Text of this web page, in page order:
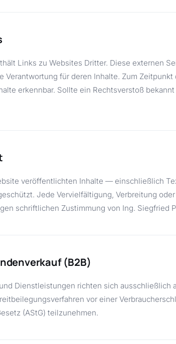
Links zu Websites Dritter. Diese externen
Verantwortung für deren Inhalte. Zum
erkennbar. Sollte ein Rechtsverstoß
veröffentlichten Inhalte — einschließlich
Jede Vervielfältigung, Verbreitung
schriftlichen Zustimmung von Ing. Siegfried
(B2B)
Dienstleistungen richten sich ausschließlich
vor einer
(AStG) teilzunehmen.